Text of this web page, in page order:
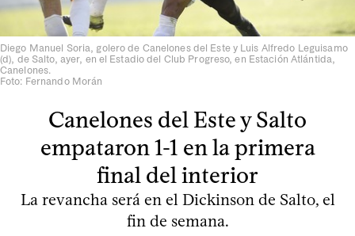
Diego Manuel Soria, golero de Canelones del Este y Luis Alfredo Leguisamo
(d), de Salto, ayer, en el Estadio del Club Progreso, en Estación Atlántida,
Canelones.
Foto: Fernando Morán
Canelones del Este y Salto
empataron 1-1 en la primera
final del interior
La revancha será en el Dickinson de Salto, el
fin de semana.